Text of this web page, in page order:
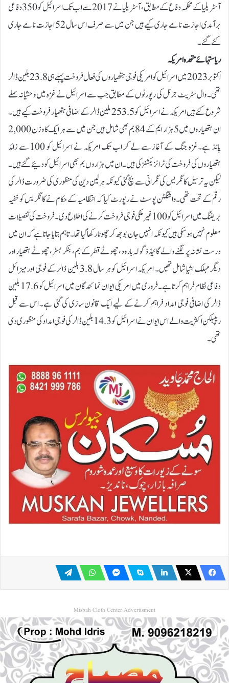
آسٹریلیا کے محکمہ دفاع کے مطابق، آسٹریلیا نے 2017 سے اب تک اسرائیل کو 350 دفاعی
برآمدی اجازت نامے جاری کیے ہیں جن میں سے صرف اس سال 52 اجازت نامے جاری
کئے گئے۔
ریاستہائے متحدہ امریکہ
اکتوبر 2023 میں اسرائیل کو امریکی فوجی ہتھیاروں کی فعال فروخت پہلے ہی 23.8 بلین ڈالر
تھی۔ وال سٹریٹ جرنل کی رپورٹوں کے مطابق جب سے اسرائیل نے غزہ میں وحشیانہ حملے
شروع کئے ہیں امریکہ نے اسرائیل کو 253.5 ملین ڈالر کے اضافی ہتھیار فروخت کیے ہیں۔
ان ہتھیاروں میں 5 ہزار ایم کے 84 بم بھی شامل ہیں جن میں سے ہر ایک کا وزن 2,000
پانڈ ہے۔غزہ جنگ کے آغاز سے لے کر اب تک امریکہ نے اسرائیل کو 100 سے زائد
ہتھیاروں کی فروخت کی ٹرانزیکشنز کی ہیں۔ ان میں ہزاروں بم بھی اسرائیل کو دئیے گئے ہیں۔
لیکن یہ ترسیل کانگریس کی نگرانی سے بچ گئی کیونکہ ہر لین دین کی منظوری کی ضرورت ڈالر کی
رقم کے تحت تھی۔واشنگٹن پوسٹ نے رپورٹ کیا کہ انتظامیہ کے حکام نے کانگریس کو خفیہ
بریفنگ میں اسرائیل کو 100 غیر ملکی فوجی فروخت کرنے کی اطلاع دی۔ فروخت کی تفصیلات
معلوم نہیں ہوسکی ہیں کیونکہ انہیں جان بوجھ کر چھوٹا رکھا گیا تھا۔ تاہم بتایا جاتا ہے کہ ان میں
درست نشانہ پر لگنے والے گائیڈڈ گولہ بارود، چھوٹے قطر کے بم، بنکر بسٹر، چھوٹے ہتھیار اور
دیگر مہلک اشیا شامل تھیں۔ امریکہ اسرائیل کو ہر سال 3.8 بلین ڈالر کے فوجی اور میزائل
دفاعی نظام فراہم کرتا ہے۔فروری میں امریکی ایوان نمائندگان میں اسرائیل کو 17.6 بلین
ڈالر کی اضافی فوجی امداد فراہم کرنے کے لیے ایک قانون سازی کی گئی ہے۔ اس سے قبل
ریپبلکن اکثریت والے اس ایوان نے اسرائیل کو 14.3 بلین ڈالر کی فوجی امداد کی منظوری دی
تھی۔
Misbah Cloth Center Advertisment